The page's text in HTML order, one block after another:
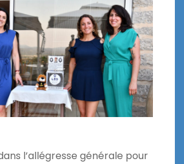
l’allégresse générale pour